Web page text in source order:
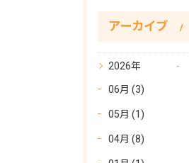
アーカイブ
2026年
06月 (3)
05月 (1)
04月 (8)